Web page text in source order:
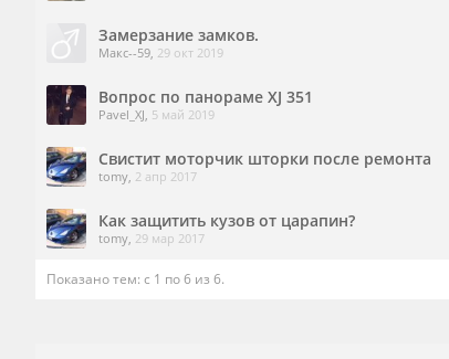
Замерзание замков.
Макс--59, 29 окт 2019
Вопрос по панораме XJ 351
Pavel_XJ, 5 май 2019
Свистит моторчик шторки после ремонта
tomy, 2 апр 2017
Как защитить кузов от царапин?
tomy, 29 мар 2017
Показано тем: с 1 по 6 из 6.